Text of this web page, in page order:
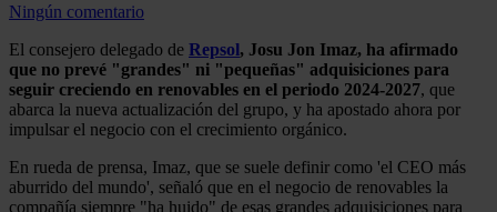
Ningún comentario
El consejero delegado de Repsol, Josu Jon Imaz, ha afirmado
que no prevé "grandes" ni "pequeñas" adquisiciones para
seguir creciendo en renovables en el periodo 2024-2027, que
abarca la nueva actualización del grupo, y ha apostado ahora por
impulsar el negocio con el crecimiento orgánico.
En rueda de prensa, Imaz, que se suele definir como 'el CEO más
aburrido del mundo', señaló que en el negocio de renovables la
compañía siempre "ha huido" de esas grandes adquisiciones para